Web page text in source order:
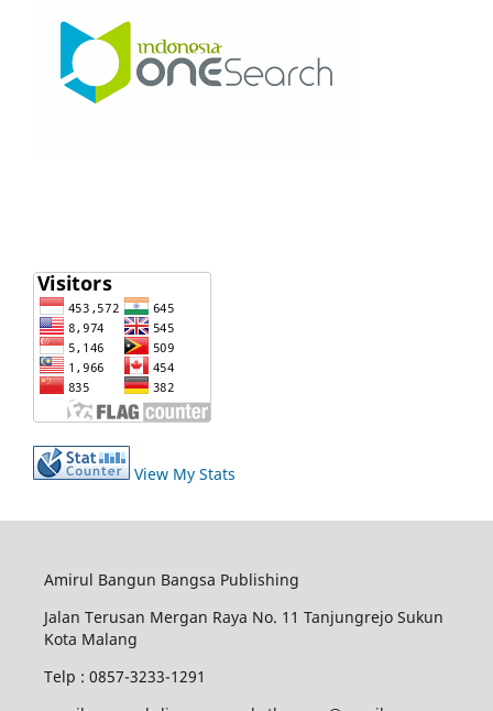
View My Stats
Amirul Bangun Bangsa Publishing
Jalan Terusan Mergan Raya No. 11 Tanjungrejo Sukun
Kota Malang
Telp : 0857-3233-1291